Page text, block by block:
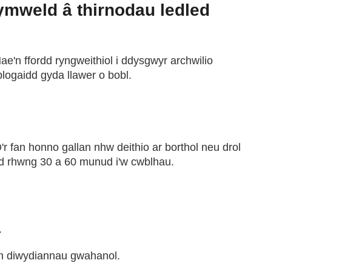
â thirnodau ledled
ffordd ryngweithiol i ddysgwyr archwilio
gyda llawer o bobl.
fan honno gallan nhw deithio ar borthol neu drol
rhwng 30 a 60 munud i'w cwblhau.
diwydiannau gwahanol.